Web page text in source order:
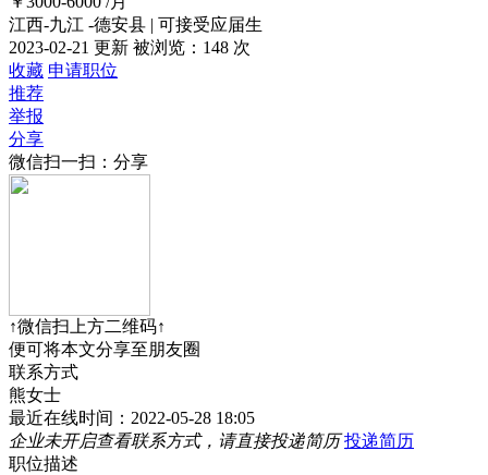
江西-九江 -德安县 | 可接受应届生
2023-02-21 更新 被浏览： 148 次
收藏 申请职位
推荐
举报
分享
微信扫一扫：分享
↑微信扫上方二维码↑
便可将本文分享至朋友圈
联系方式
熊女士
最近在线时间：2022-05-28 18:05
企业未开启查看联系方式，请直接投递简历 投递简历
职位描述